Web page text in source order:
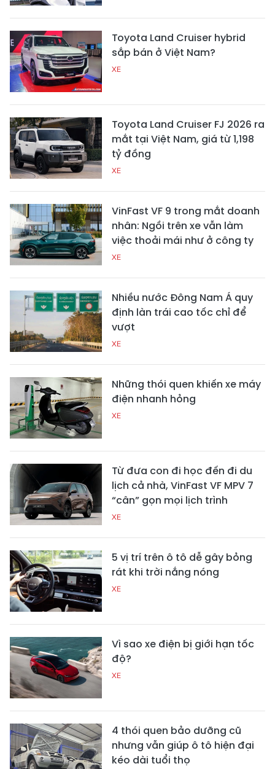
Toyota Land Cruiser hybrid
sắp bán ở Việt Nam?
XE
Toyota Land Cruiser FJ 2026 ra
mắt tại Việt Nam, giá từ 1,198
tỷ đồng
XE
VinFast VF 9 trong mắt doanh
nhân: Ngồi trên xe vẫn làm
việc thoải mái như ở công ty
XE
Nhiều nước Đông Nam Á quy
định làn trái cao tốc chỉ để
vượt
XE
Những thói quen khiến xe máy
điện nhanh hỏng
XE
Từ đưa con đi học đến đi du
lịch cả nhà, VinFast VF MPV 7
“cân” gọn mọi lịch trình
XE
5 vị trí trên ô tô dễ gây bỏng
rát khi trời nắng nóng
XE
Vì sao xe điện bị giới hạn tốc
độ?
XE
4 thói quen bảo dưỡng cũ
nhưng vẫn giúp ô tô hiện đại
kéo dài tuổi thọ